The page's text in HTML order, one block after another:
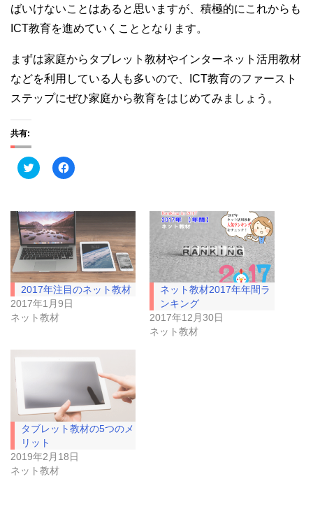
ばいけないことはあると思いますが、積極的にこれからも
ICT教育を進めていくこととなります。
まずは家庭からタブレット教材やインターネット活用教材
などを利用している人も多いので、ICT教育のファースト
ステップにぜひ家庭から教育をはじめてみましょう。
共有:
ク
リ
て
T
w
i
t
t
r
で
共
有
新
ウ
開
き
ま
す
)
F
a
o
o
k
で
共
有
す
る
に
は
ク
リ
て
だ
新
し
い
ウ
ド
ウ
2017年注目のネット教材
2017年1月9日
ネット教材
ネット教材2017年年間ラ
ンキング
2017年12月30日
ネット教材
タブレット教材の5つのメ
リット
2019年2月18日
ネット教材